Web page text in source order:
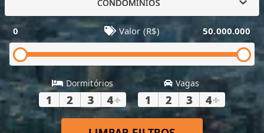
CONDOMÍNIOS
0 Valor (R$) 50.000.000
Dormitórios
1 2 3 4+
Vagas
1 2 3 4+